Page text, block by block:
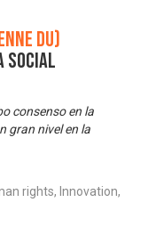
du)
Social
consenso en la
gran nivel en la
rights, Innovation,